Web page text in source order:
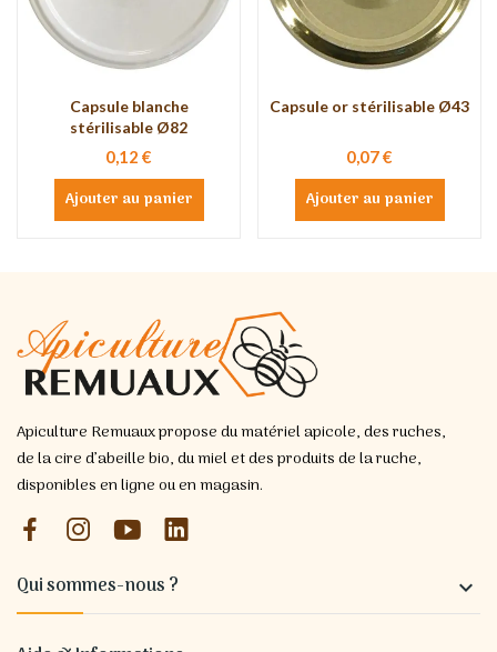
Capsule blanche
stérilisable Ø82
0,12 €
Ajouter au panier
Capsule or stérilisable Ø43
0,07 €
Ajouter au panier
Apiculture Remuaux propose du matériel apicole, des ruches,
de la cire d’abeille bio, du miel et des produits de la ruche,
disponibles en ligne ou en magasin.
Qui sommes-nous ? 